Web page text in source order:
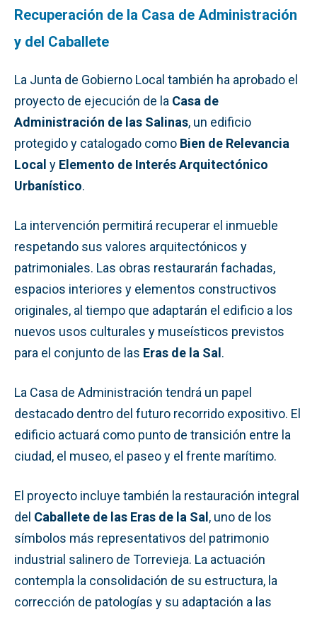
Recuperación de la Casa de Administración
y del Caballete
La Junta de Gobierno Local también ha aprobado el
proyecto de ejecución de la Casa de
Administración de las Salinas, un edificio
protegido y catalogado como Bien de Relevancia
Local y Elemento de Interés Arquitectónico
Urbanístico.
La intervención permitirá recuperar el inmueble
respetando sus valores arquitectónicos y
patrimoniales. Las obras restaurarán fachadas,
espacios interiores y elementos constructivos
originales, al tiempo que adaptarán el edificio a los
nuevos usos culturales y museísticos previstos
para el conjunto de las Eras de la Sal.
La Casa de Administración tendrá un papel
destacado dentro del futuro recorrido expositivo. El
edificio actuará como punto de transición entre la
ciudad, el museo, el paseo y el frente marítimo.
El proyecto incluye también la restauración integral
del Caballete de las Eras de la Sal, uno de los
símbolos más representativos del patrimonio
industrial salinero de Torrevieja. La actuación
contempla la consolidación de su estructura, la
corrección de patologías y su adaptación a las